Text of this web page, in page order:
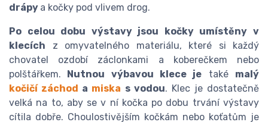
drápy a kočky pod vlivem drog.
Po celou dobu výstavy jsou kočky umístěny v
klecích z omyvatelného materiálu, které si každý
chovatel ozdobí záclonkami a koberečkem nebo
polštářkem. Nutnou výbavou klece je také malý
kočičí záchod a miska s vodou. Klec je dostatečně
velká na to, aby se v ní kočka po dobu trvání výstavy
cítila dobře. Choulostivějším kočkám nebo koťatům je